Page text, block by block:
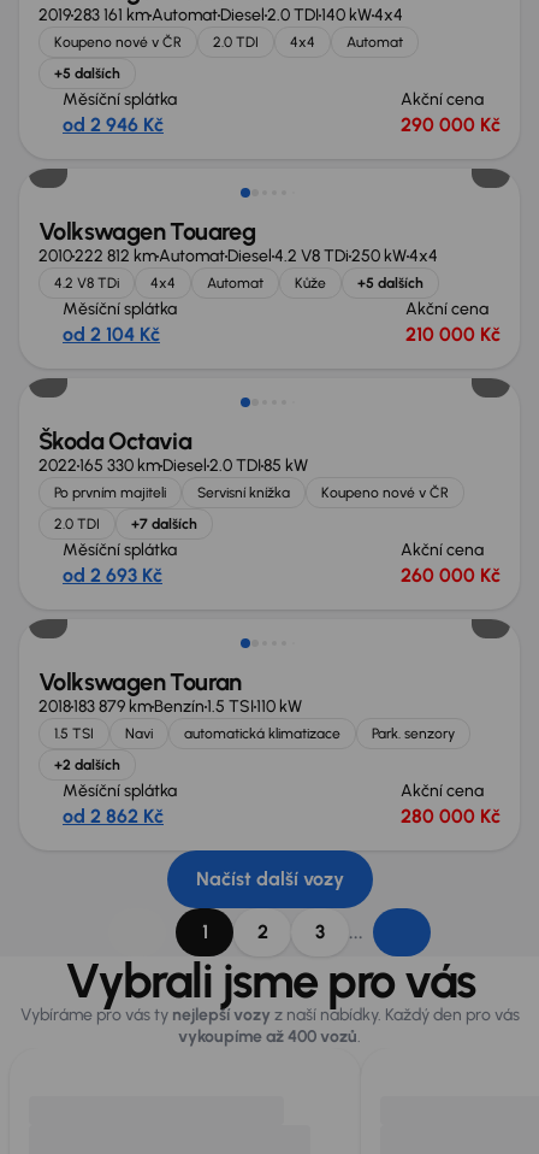
2019283 161 kmAutomatDiesel2.0 TDI140 kW4x4
Koupeno nové v ČR 2.0 TDI 4x4
Automat
+5 dalších
Měsíční splátka
od 2 946 Kč
Akční cena
290 000 Kč
Zlevněno o 10 000 Kč
Volkswagen Touareg
2010222 812 kmAutomatDiesel4.2 V8 TDi250 kW4x4
4.2 V8 TDi 4x4 Automat Kůže +5 dalších
Měsíční splátka
od 2 104 Kč
Akční cena
210 000 Kč
Možnost odpočtu DPH
Škoda Octavia
2022165 330 kmDiesel2.0 TDI85 kW
Po prvním majiteli Servisní knížka
Koupeno nové v ČR
2.0 TDI
+7 dalších
Měsíční splátka
od 2 693 Kč
Akční cena
260 000 Kč
Volkswagen Touran
2018183 879 kmBenzín1.5 TSI110 kW
1.5 TSI Navi automatická klimatizace
Park. senzory
+2 dalších
Měsíční splátka
od 2 862 Kč
Akční cena
280 000 Kč
Načíst další vozy
1 2 3 ...
Vybrali jsme pro vás
Vybíráme pro vás ty nejlepší vozy z naší nabídky. Každý den pro vás
vykoupíme až 400 vozů.